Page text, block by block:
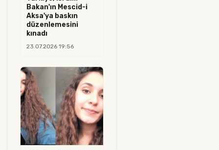
Bakan'ın Mescid-i
Aksa'ya baskın
düzenlemesini
kınadı
23.07.2026 19:56